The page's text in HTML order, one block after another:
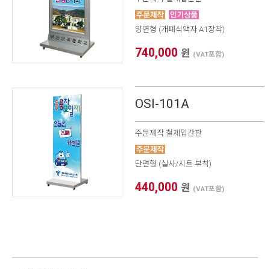
양면형 (개폐식액자 A1장착)
740,000 원 (VAT포함)
OSI-101A
주문제작 철제입간판
단면형 (실사/시트 부착)
440,000 원 (VAT포함)